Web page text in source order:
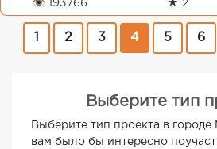
👁 193766 ★ 2
2 3 4 5 6
Выберите тип
Выберите тип проекта в городе
вам было бы интересно